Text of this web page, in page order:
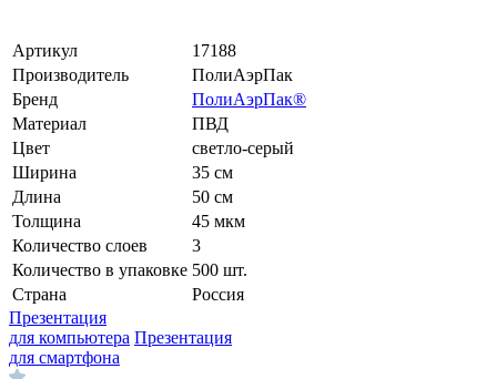
Артикул
17188
Производитель
ПолиАэрПак
Бренд
ПолиАэрПак®
Материал
ПВД
Цвет
светло-серый
Ширина
35 см
Длина
50 см
Толщина
45 мкм
Количество слоев
3
Количество в упаковке 500 шт.
Страна
Россия
Презентация
для компьютера Презентация
для смартфона